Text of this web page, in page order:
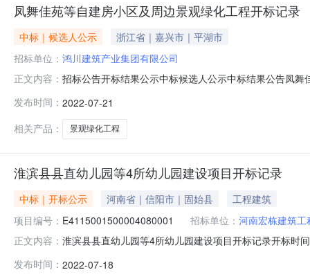
凤舞佳苑等自建房小区及周边景观绿化工程开标记录
中标｜候选人公示
浙江省｜嘉兴市｜平湖市
招标单位： 鸿川建筑产业集团有限公司
正文内容： 招标公告开标结果公示中标候选人公示中标结果公告凤
团有限公司;项目负责人:胡才林;报价:0.00元/%;工期:日
发布时间： 2022-07-21
相关产品：
景观绿化工程
淮滨县县直幼儿园等4所幼儿园建设项目开标记录
中标｜开标公示 河南省｜信阳市｜固始县
工程建筑
项目编号： E4115001500004080001 招标单位： 河南宏栋建筑工
正文内容： 淮滨县县直幼儿园等4所幼儿园建设项目开标记录开标
福实业有限公司;项目负责人:;报价:元/%;工期:0日历天;质
发布时间： 2022-07-18